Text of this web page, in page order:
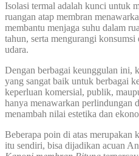
Isolasi termal adalah kunci untuk
ruangan atap membran
membantu menjaga suhu dalam
tahun, serta mengurangi
udara.
Dengan berbagai keunggulan ini,
yang sangat baik untuk berbagai
keperluan komersial, publik,
hanya menawarkan perlindungan
menambah nilai estetika dan
Beberapa poin di atas merupakan
itu sendiri, bisa dijadikan acuan